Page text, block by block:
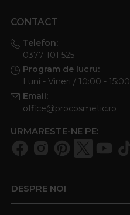
CONTACT
Telefon:
0377 101 525
Program de lucru:
Luni - Vineri / 10:00 - 15:00
Email:
office@procosmetic.ro
URMARESTE-NE PE:
DESPRE NOI